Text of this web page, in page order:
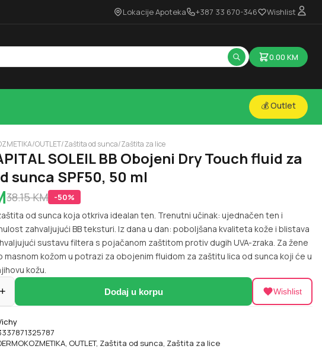
Lokacije Apoteka +387 33 670-346 Wishlist
0.00 KM
💰 Outlet
/OUTLET/Zaštita od sunca/Zaštita za lice
SOLEIL BB Obojeni Dry Touch fluid za
sunca SPF50, 50 ml
38.15KM -50%
od sunca koja otkriva idealan ten. Trenutni učinak: ujednačen ten i
zahvaljujući BB teksturi. Iz dana u dan: poboljšana kvaliteta kože i blistava
sustavu filtera s pojačanom zaštitom protiv dugih UVA-zraka. Za žene
masnom kožom u potrazi za obojenim fluidom za zaštitu lica od sunca koji će u
kožu.
+ Dodaj u korpu Wishlist
, OUTLET, Zaštita od sunca, Zaštita za lice